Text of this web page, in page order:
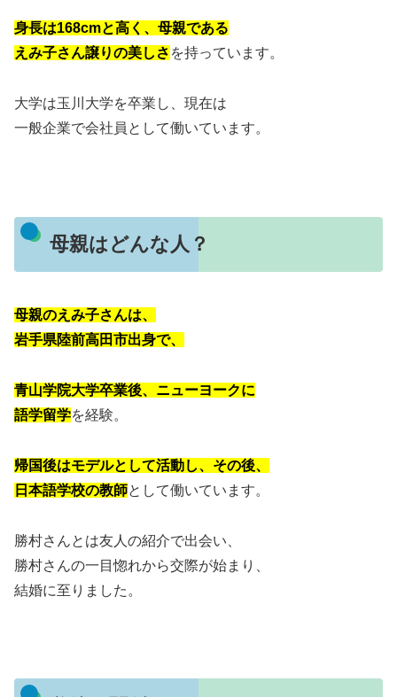
身長は168cmと高く、母親である
えみ子さん譲りの美しさ を持っています。
大学は玉川大学を卒業し、現在は
一般企業で会社員として働いています。
母親はどんな人？
母親のえみ子さんは、
岩手県陸前高田市出身で、
青山学院大学卒業後、ニューヨークに
語学留学を経験。
帰国後はモデルとして活動し、その後、
日本語学校の教師として働いています。
勝村さんとは友人の紹介で出会い、
勝村さんの一目惚れから交際が始まり、
結婚に至りました。